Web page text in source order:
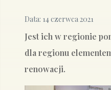
Data: 14 czerwca 2021
Jest ich w regionie
dla regionu
renowacji.